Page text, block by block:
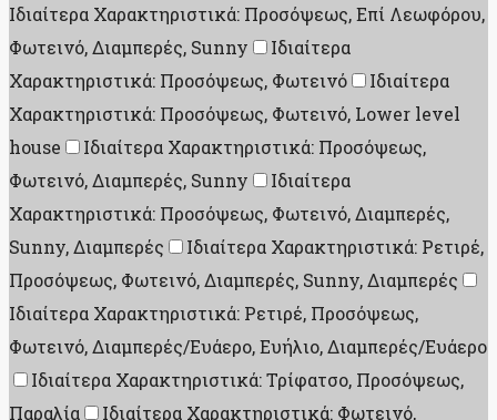
Ιδιαίτερα Χαρακτηριστικά: Προσόψεως, Επί Λεωφόρου,
Φωτεινό, Διαμπερές, Sunny
Ιδιαίτερα
Χαρακτηριστικά: Προσόψεως, Φωτεινό
Ιδιαίτερα
Χαρακτηριστικά: Προσόψεως, Φωτεινό, Lower level
house
Ιδιαίτερα Χαρακτηριστικά: Προσόψεως,
Φωτεινό, Διαμπερές, Sunny
Ιδιαίτερα
Χαρακτηριστικά: Προσόψεως, Φωτεινό, Διαμπερές,
Sunny, Διαμπερές
Ιδιαίτερα Χαρακτηριστικά: Ρετιρέ,
Προσόψεως, Φωτεινό, Διαμπερές, Sunny, Διαμπερές
Ιδιαίτερα Χαρακτηριστικά: Ρετιρέ, Προσόψεως,
Φωτεινό, Διαμπερές/Ευάερο, Ευήλιο, Διαμπερές/Ευάερο
Ιδιαίτερα Χαρακτηριστικά: Τρίφατσο, Προσόψεως,
Παραλία
Ιδιαίτερα Χαρακτηριστικά: Φωτεινό,